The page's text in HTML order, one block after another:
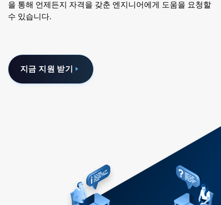
을 통해 언제든지 자격을 갖춘 엔지니어에게 도움을 요청할
수 있습니다.
지금 지원 받기